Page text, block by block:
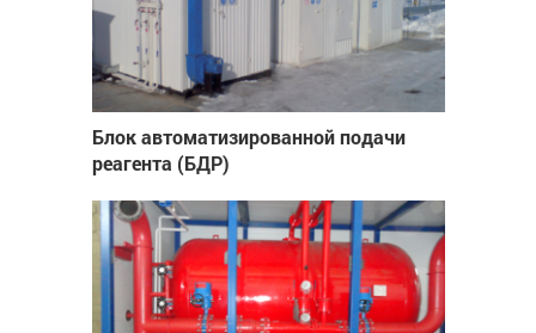
Блок автоматизированной подачи
реагента (БДР)